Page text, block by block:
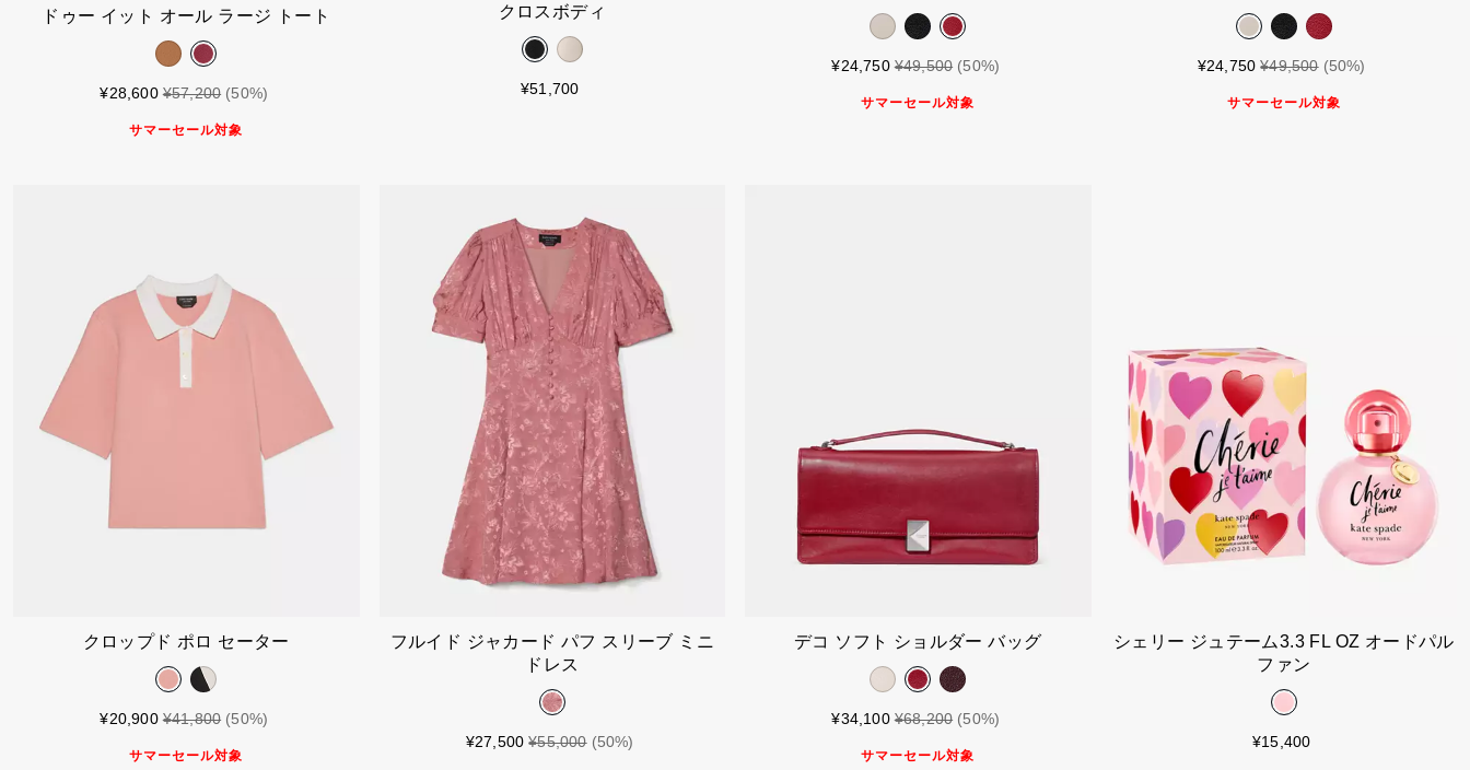
ドゥー イット オール ラージ トート
¥28,600 ¥57,200 (50%)
サマーセール対象
クロスボディ
¥51,700
¥24,750 ¥49,500 (50%)
サマーセール対象
¥24,750 ¥49,500 (50%)
サマーセール対象
カートに入れる
クロップド ポロ セーター
¥20,900 ¥41,800 (50%)
サマーセール対象
カートに入れる
フルイド ジャカード パフ スリーブ ミニ
ドレス
¥27,500 ¥55,000 (50%)
カートに入れる
デコ ソフト ショルダー バッグ
¥34,100 ¥68,200 (50%)
サマーセール対象
カートに入れる
シェリー ジュテーム3.3 FL OZ オードパル
ファン
¥15,400